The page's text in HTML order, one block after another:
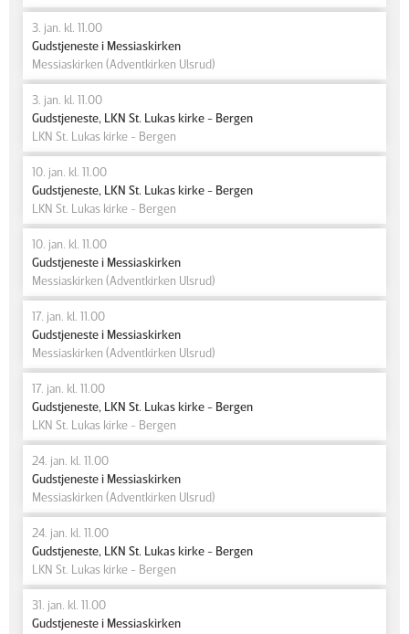
3. jan. kl. 11.00
Gudstjeneste i Messiaskirken
Messiaskirken (Adventkirken Ulsrud)
3. jan. kl. 11.00
Gudstjeneste, LKN St. Lukas kirke - Bergen
LKN St. Lukas kirke - Bergen
10. jan. kl. 11.00
Gudstjeneste, LKN St. Lukas kirke - Bergen
LKN St. Lukas kirke - Bergen
10. jan. kl. 11.00
Gudstjeneste i Messiaskirken
Messiaskirken (Adventkirken Ulsrud)
17. jan. kl. 11.00
Gudstjeneste i Messiaskirken
Messiaskirken (Adventkirken Ulsrud)
17. jan. kl. 11.00
Gudstjeneste, LKN St. Lukas kirke - Bergen
LKN St. Lukas kirke - Bergen
24. jan. kl. 11.00
Gudstjeneste i Messiaskirken
Messiaskirken (Adventkirken Ulsrud)
24. jan. kl. 11.00
Gudstjeneste, LKN St. Lukas kirke - Bergen
LKN St. Lukas kirke - Bergen
31. jan. kl. 11.00
Gudstjeneste i Messiaskirken